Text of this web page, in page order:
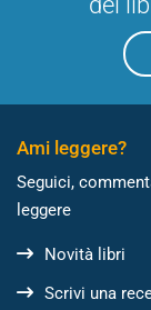
Ami leggere?
Seguici,
leggere
Novità libri
Scrivi una